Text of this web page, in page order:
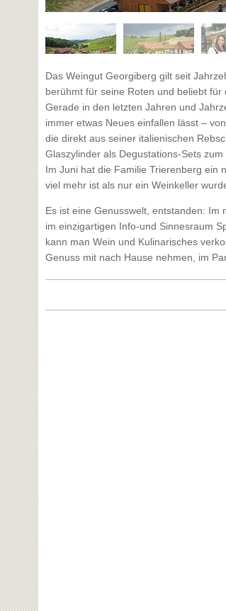
Das Weingut Georgiberg gilt seit
berühmt für seine Roten und beliebt
Gerade in den letzten Jahren und
immer etwas Neues einfallen lässt –
die direkt aus seiner italienischen
Glaszylinder als Degustations-Sets
Im Juni hat die Familie Trierenberg ein
viel mehr ist als nur ein Weinkeller
Es ist eine Genusswelt, entstanden:
im einzigartigen Info-und Sinnesraum
kann man Wein und Kulinarisches
Genuss mit nach Hause nehmen, im